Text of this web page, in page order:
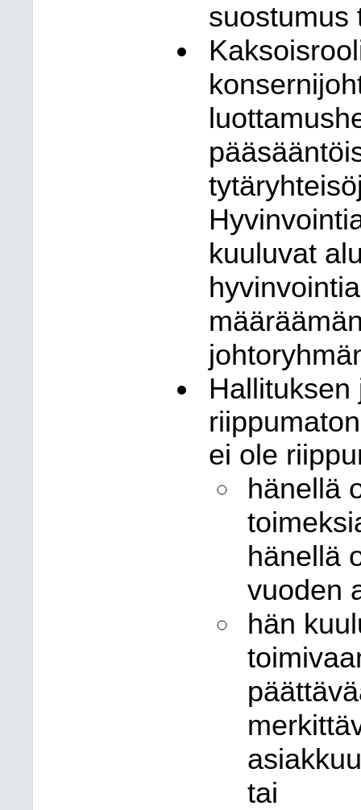
suostumus
kuuluvat
ei ole
hänellä
hänellä
vuoden
hän
tai